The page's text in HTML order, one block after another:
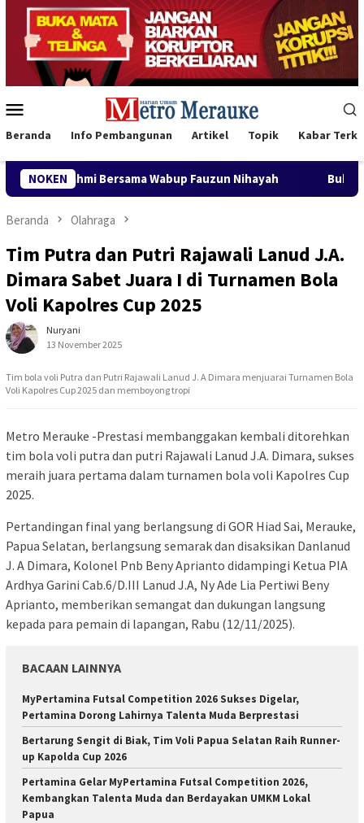
Loncat
konten
Mobile
Beranda Info Pembangunan Artikel Topik Kabar
NOKEN
Wabup Fauzun Nihayah Buka Karnaval Pembangunan,
Beranda Olahraga
Tim Putra dan Putri Rajawali Lanud J.A.
Dimara Sabet Juara I di Turnamen Bola
Voli Kapolres Cup 2025
Nuryani
13 November 2025
Tim bola voli Putra dan Putri Rajawali Lanud J. A Dimara menjuarai Turnamen Bola
Voli Kapolres Cup 2025 dan memboyong tropi
Metro Merauke -Prestasi membanggakan kembali ditorehkan
tim bola voli putra dan putri Rajawali Lanud J.A. Dimara, sukses
meraih juara pertama dalam turnamen bola voli Kapolres Cup
2025.
Pertandingan final yang berlangsung di GOR Hiad Sai, Merauke,
Papua Selatan, berlangsung semarak dan disaksikan Danlanud
J. A Dimara, Kolonel Pnb Beny Aprianto didampingi Ketua PIA
Ardhya Garini Cab.6/D.III Lanud J.A, Ny Ade Lia Pertiwi Beny
Aprianto, memberikan semangat dan dukungan langsung
kepada para pemain di lapangan, Rabu (12/11/2025).
BACAAN LAINNYA
MyPertamina Futsal Competition 2026 Sukses Digelar,
Pertamina Dorong Lahirnya Talenta Muda Berprestasi
​Bertarung Sengit di Biak, Tim Voli Papua Selatan Raih Runner-
up Kapolda Cup 2026
Pertamina Gelar MyPertamina Futsal Competition 2026,
Kembangkan Talenta Muda dan Berdayakan UMKM Lokal
Papua